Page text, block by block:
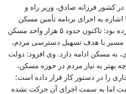
کشور فرزانه صادق، وزیر راه و
به اجرای برنامه تأمین مسکن
استیجاری در کشور اظهار کرده بود: تاکنون حدود ۵ هزار واحد مسکن
مسیر با هدف تسهیل دسترسی مردم،
به مسکن ادامه دارد. وی افزود: دولت
بهتر به نیاز مردم در حوزه مسکن،
را در دستور کار قرار داده است؛
اما به سمت اجرای آن حرکت نشده